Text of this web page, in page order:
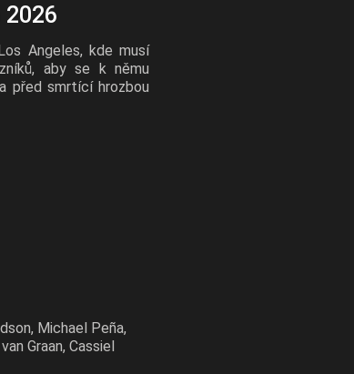
2026
Angeles, kde musí
aby se k němu
před smrtící hrozbou
Michael Peña,
Graan, Cassiel